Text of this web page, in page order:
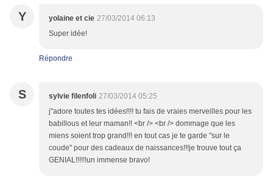
Y yolaine et cie 27/03/2014 06:13
Super idée!
Répondre
S sylvie filenfoli 27/03/2014 05:25
j"adore toutes tes idées!!!! tu fais de vraies merveilles pour les
babillous et leur maman!! <br /> <br /> dommage que les
miens soient trop grand!!! en tout cas je te garde "sur le
coude" pour des cadeaux de naissances!!!je trouve tout ça
GENIAL!!!!!!un immense bravo!